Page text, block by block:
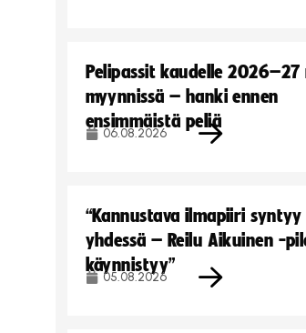
Pelipassit kaudelle
myynnissä – hanki ennen
ensimmäistä peliä
06.08.2026
“Kannustava ilmapiiri syntyy
yhdessä – Reilu Aikuinen -
käynnistyy”
05.08.2026